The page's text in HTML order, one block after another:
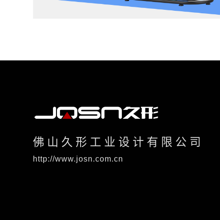
佛山久形工业设计有限公司
http://www.josn.com.cn